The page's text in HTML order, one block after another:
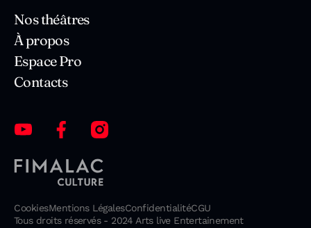
Nos théâtres
À propos
Espace Pro
Contacts
CookiesMentions LégalesConfidentialitéCGU
Tous droits réservés - 2024 Arts live Entertainement